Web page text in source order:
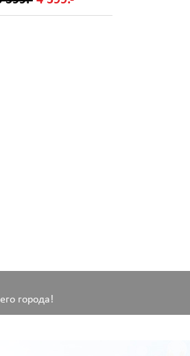
города!